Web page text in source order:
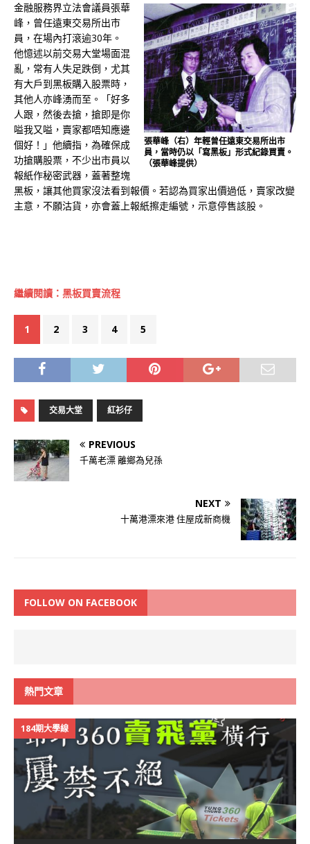
張華峰（右）年輕曾任遠東交易所出市
員，當時仍以「寫黑板」形式紀錄買賣。
（張華峰提供）
金融服務界立法會議員張華
峰，曾任遠東交易所出市
員，在場內打滾逾30年。
他憶述以前交易大堂場面混
亂，常有人失足跌倒，尤其
有大戶到黑板購入股票時，
其他人亦峰湧而至。「好多
人跟，然後去搶，搶即是你
嗌我又嗌，賣家都唔知應邊
個好！」他續指，為確保成
功搶購股票，不少出市員以
報紙作秘密武器，蓋著整塊
黑板，讓其他買家沒法看到報價。若認為買家出價過低，賣家改變
主意，不願沽貨，亦會蓋上報紙擦走編號，示意停售該股。
繼續閱讀：黑板買賣流程
1 2 3 4 5
交易大堂 紅衫仔
PREVIOUS
千萬老漂 離鄉為兒孫
NEXT
十萬港漂來港 住屋成新商機
FOLLOW ON FACEBOOK
熱門文章
184期大學線